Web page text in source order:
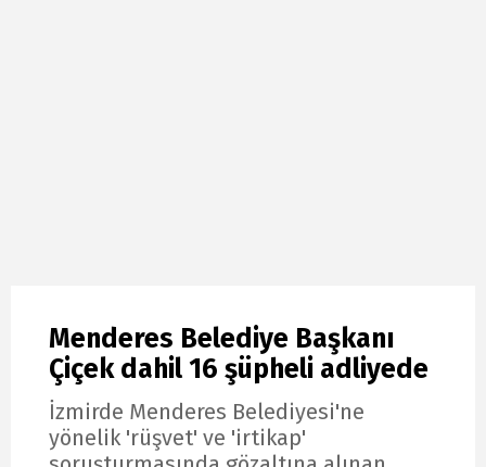
Menderes Belediye Başkanı
Çiçek dahil 16 şüpheli adliyede
İzmirde Menderes Belediyesi'ne
yönelik 'rüşvet' ve 'irtikap'